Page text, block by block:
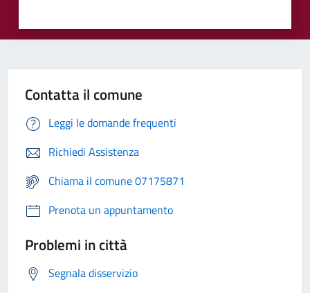
Contatta il comune
Leggi le domande frequenti
Richiedi Assistenza
Chiama il comune 07175871
Prenota un appuntamento
Problemi in città
Segnala disservizio